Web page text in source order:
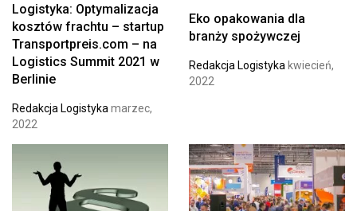
Logistyka: Optymalizacja
kosztów frachtu – startup
Transportpreis.com – na
Logistics Summit 2021 w
Berlinie
Redakcja Logistyka marzec,
2022
Eko opakowania dla
branży spożywczej
Redakcja Logistyka kwiecień,
2022